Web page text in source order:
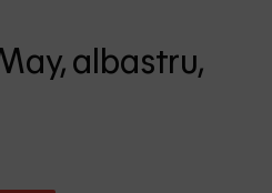
albastru,